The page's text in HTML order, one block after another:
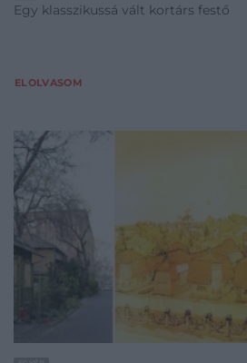
Egy klasszikussá vált kortárs festő
ELOLVASOM